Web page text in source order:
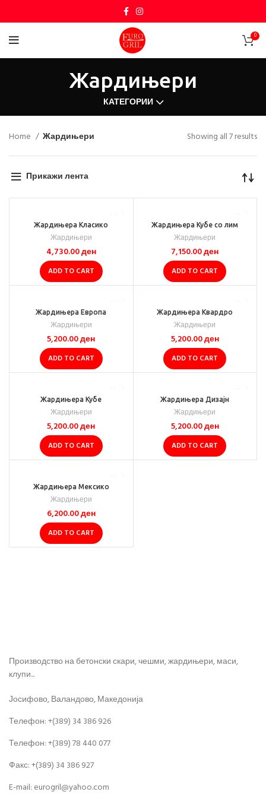
0
Жардињери
КАТЕГОРИИ
Home Жардињери Showing all 7 results
Прикажи лента
Жардињера Класико
Жардињери
4,730.00ден
ADD TO CART
Жардињера Кубе со лим
Жардињери
7,150.00ден
ADD TO CART
Жардињера Европа
Жардињери
5,200.00ден
ADD TO CART
Жардињера Квардро
Жардињери
5,200.00ден
ADD TO CART
Жардињера Кубе
Жардињери
5,200.00ден
ADD TO CART
Жардињера Дизајн
Жардињери
5,200.00ден
ADD TO CART
Жардињера Мексико
Жардињери
6,200.00ден
ADD TO CART
Производство на бетонски скари, чешми, жардињери, маси,
клупи...
Јосифово, Валандово, Македонија
Телефон: +(389) 34 386 926
Телефон: +(389) 78 440 077
Факс: +(389) 34 386 927
E-mail: eurogril@yahoo.com